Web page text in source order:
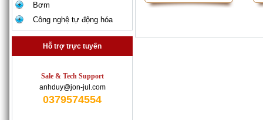
Bơm
Công nghệ tự động hóa
Hỗ trợ trực tuyến
Sale & Tech Support
anhduy@jon-jul.com
0379574554